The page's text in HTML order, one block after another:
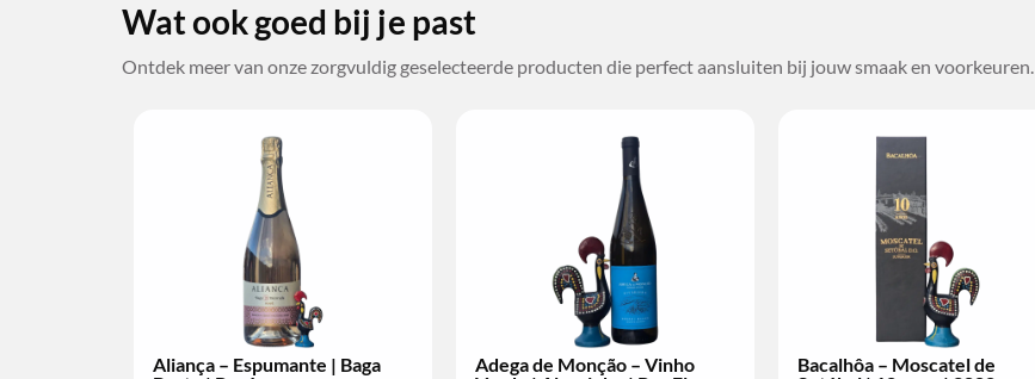
Wat ook goed bij je past
Ontdek meer van onze zorgvuldig geselecteerde producten die perfect aansluiten bij jouw smaak en voorkeuren.
Aliança – Espumante | Baga
Adega de Monção – Vinho
Bacalhôa – Moscatel de